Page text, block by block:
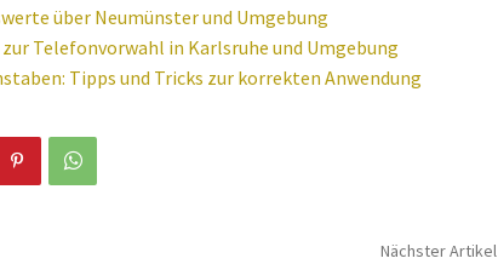
über Neumünster und Umgebung
Telefonvorwahl in Karlsruhe und Umgebung
Tipps und Tricks zur korrekten Anwendung
Nächster Artikel